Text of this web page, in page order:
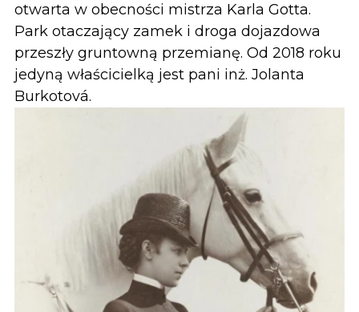
otwarta w obecności mistrza Karla Gotta.
Park otaczający zamek i droga dojazdowa
przeszły gruntowną przemianę. Od 2018 roku
jedyną właścicielką jest pani inż. Jolanta
Burkotová.